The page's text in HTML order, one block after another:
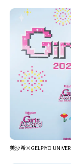
美沙希×GELPIYO